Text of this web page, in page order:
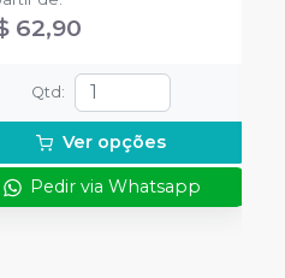
62,90
Qtd :
Ver opções
Pedir via Whatsapp